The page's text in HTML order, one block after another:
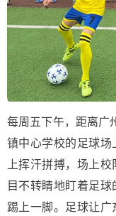
每周五下午，距离广
镇中心学校的足球场
上挥汗拼搏，场上
目不转睛地盯着足
踢上一脚。足球让